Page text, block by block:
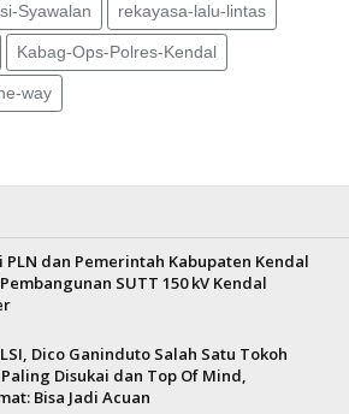
Syawalan rekayasa-lalu-lintas
Kabag-Ops-Polres-Kendal
way
PLN dan Pemerintah Kabupaten Kendal
SUTT 150 kV Kendal
Dico Ganinduto Salah Satu Tokoh
Disukai dan Top Of Mind,
Bisa Jadi Acuan